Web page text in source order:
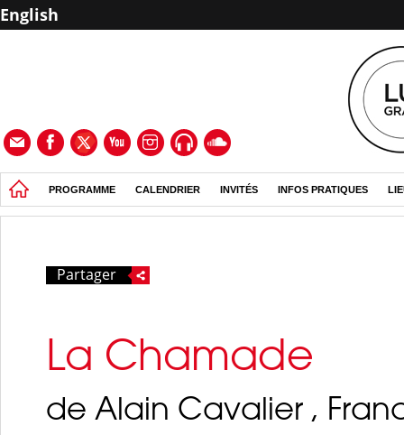
English
PROGRAMME CALENDRIER INVITÉS INFOS PRATIQUES
Partager
La Chamade
de Alain Cavalier ,